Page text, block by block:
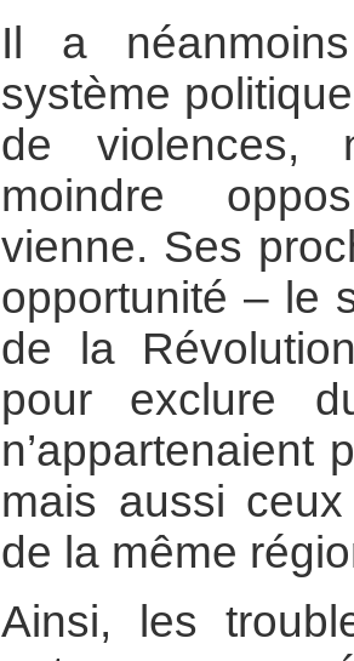
Il a
système
de violences,
moindre
vienne. Ses
opportunité – le
de la
pour exclure
n’appartenaient
mais aussi
de la même
Ainsi, les